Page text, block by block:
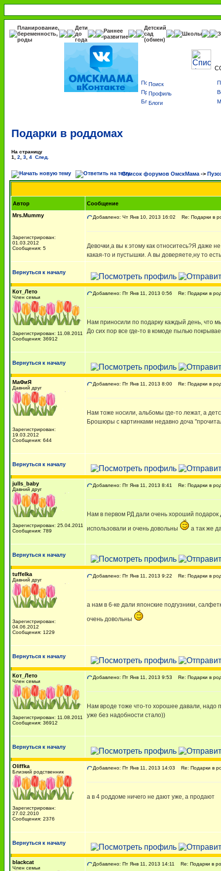
Планирование,
беременность,
роды
Дети
до
года
Раннее
развитие
Детский
сад
(обмен)
Школы
Поиск
Профиль
Блоги
Подарки в роддомах
На страницу
1
2 3 4 След.
Список форумов ОмскМама ->
Автор
Сообщение
Mrs.Mummy
Зарегистрирован:
01.03.2012
Сообщения: 5
Добавлено: Чт Янв 10, 2013 16:02 Re: Подарки в
Девочки,а вы к этому как относитесь?Я даже
какая-то и пустышки. А вы доверяете,ну то
Вернуться к началу
Кот_Лето
Член семьи
Зарегистрирован: 11.08.2011
Сообщения: 36912
Добавлено: Пт Янв 11, 2013 0:56 Re: Подарки в
Нам приносили по подарку каждый день, что
До сих пор все где-то в комоде пылью
Вернуться к началу
МаФиЯ
Давний друг
Зарегистрирован:
19.03.2012
Сообщения: 644
Добавлено: Пт Янв 11, 2013 8:00 Re: Подарки в
Нам тоже носили, альбомы где-то лежат, а
Брошюры с картинками недавно доча
Вернуться к началу
julls_baby
Давний друг
Зарегистрирован: 25.04.2011
Сообщения: 789
Добавлено: Пт Янв 11, 2013 8:41 Re: Подарки в
Нам в первом РД дали очень хороший
использовали и очень довольны а так же
Вернуться к началу
tuffelka
Давний друг
Зарегистрирован:
04.06.2012
Сообщения: 1229
Добавлено: Пт Янв 11, 2013 9:22 Re: Подарки в
а нам в 6-ке дали японские подгузники,
очень довольны
Вернуться к началу
Кот_Лето
Член семьи
Зарегистрирован: 11.08.2011
Сообщения: 36912
Добавлено: Пт Янв 11, 2013 9:53 Re: Подарки в
Нам вроде тоже что-то хорошее давали, надо
уже без надобности стало))
Вернуться к началу
Oliffka
Близкий родственник
Зарегистрирован:
27.02.2010
Сообщения: 2376
Добавлено: Пт Янв 11, 2013 14:03 Re: Подарки в
а в 4 роддоме ничего не дают уже, а продают
Вернуться к началу
blackcat
Член семьи
Добавлено: Пт Янв 11, 2013 14:11 Re: Подарки в